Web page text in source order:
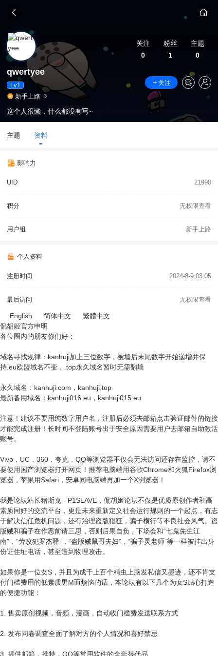
关注
0
粉丝
1
主题
0
qwertyee
Lv1
关注
新手上路
这个人很懒，什么都没有写~
主题 资料
影响力
UID 21990
积分 无权限查看
用户组 新手上路
个人资料
注册时间 2024-8-9 03:05
最后访问 无权限查看
English 简体中文
繁體中文
侃胡姬官方申明
各位圈内的朋友你们好：
域名寻找规律：kanhuji加上三位数字，被墙后末尾数字开始递增并保
持.eu欧盟域名不变，.top永久域名暂时无需翻墙
永久域名：kanhuji.com，kanhuji.top
最新备用域名：kanhuji016.eu，kanhuji015.eu
注意！建议不要用纯数字用户名，注册后必须去邮箱点击验证邮件的链接
才能完成注册！长时间不登陆账号出于安全原因需要用户去邮箱自助激活
账号。
Vivo，UC，360，夸克，QQ等浏览器不仅会无法访问还存在监控，请不
要使用国产浏览器打开网页！推荐电脑端用谷歌Chrome和火狐Firefox浏
览器，苹果用Safari，安卓同电脑端再加一个X浏览器！
我是论坛站长猪斯克 - P1SLAVE，侃胡姬论坛不仅是优质原创作者和高
素质同好的交流平台，更是未来重新定义社会运行规则的一个起点，有志
于解决信任危机问题，还有治理盗版猖狂，骗子横行等不良社会风气。盗
版贼和骗子在作恶前请三思，否则后果自负，下场会和“七鬼先生江
南”，“劳改犯罗杰驿”，“盗版贼鼠哥夫妇”，“骗子灵老师”等一样被挂出身
份证住址电话，甚至遭到物理攻击。
如果你是一位女S，并且为成千上百个精虫上脑发私信又墨迹，还不肯支
付门槛费用的低素质男M而烦恼的话，本论坛有以下几个为女S贴心打造
的便捷功能：
1. 售卖原创视频，音频，漫画，自动收门槛费发送联系方式
2. 发布问卷调查全面了解对方的个人情况和喜好禁忌
3. 提供邮箱，推特，QQ等常用软件的全套替代品